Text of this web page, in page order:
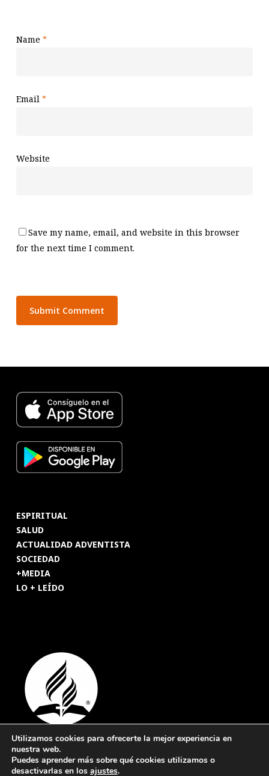
Name *
Email *
Website
Save my name, email, and website in this browser
for the next time I comment.
ESPIRITUAL
SALUD
ACTUALIDAD ADVENTISTA
SOCIEDAD
+MEDIA
LO + LEÍDO
© 2026 Revista Adventista de España. UICASDE. Derechos
reservados.
Utilizamos cookies para ofrecerte la mejor experiencia en
nuestra web.
Puedes aprender más sobre qué cookies utilizamos o
desactivarlas en los ajustes.